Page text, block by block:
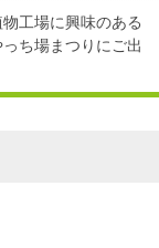
工場に興味のある
ち場まつりにご出